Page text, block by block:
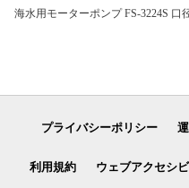
海水用モーターポンプ FS-3224S 口
プライバシーポリシー
利用規約 ウェブアクセシ